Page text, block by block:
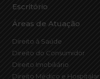
Escritório
Áreas de Atuação
Direito à Saúde
Direito do Consumidor
Direito Imobiliário
Direito Médico e Hospitalar